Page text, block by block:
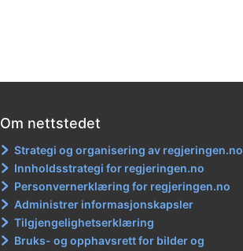
Om nettstedet
Strategi og organisering av regjeringen.no
Innholdsstrategi for regjeringen.no
Personvernerklæring for regjeringen.no
Administrer informasjonskapsler
Tilgjengelighetserklæring
Bruks- og opphavsrett for bilder og